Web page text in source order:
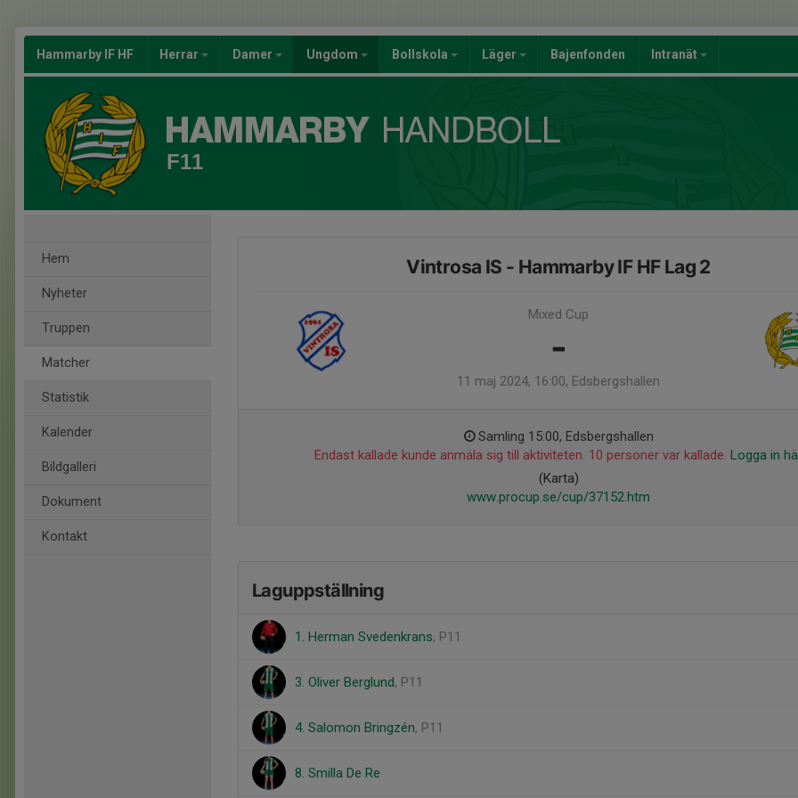
Hammarby IF HF Herrar Damer Ungdom Bollskola Läger Bajenfonden Intranät
F11
Hem
Nyheter
Truppen
Matcher
Statistik
Kalender
Bildgalleri
Dokument
Kontakt
Vintrosa IS - Hammarby IF HF Lag 2
Mixed Cup
-
11 maj 2024, 16:00, Edsbergshallen
Samling 15:00, Edsbergshallen
Endast kallade kunde anmäla sig till aktiviteten. 10 personer var kallade. Logga in
(Karta)
www.procup.se/cup/37152.htm
Laguppställning
1. Herman Svedenkrans, P11
3. Oliver Berglund, P11
4. Salomon Bringzén, P11
8. Smilla De Re